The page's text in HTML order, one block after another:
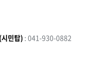
민탑) : 041-930-0882